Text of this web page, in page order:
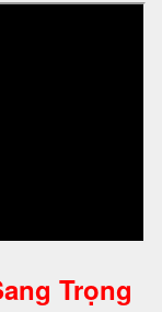
Trọng